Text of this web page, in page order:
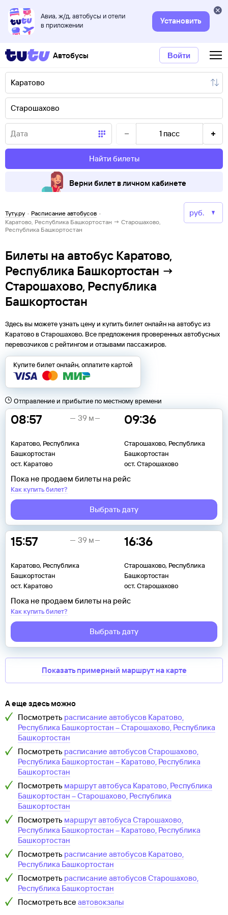
Авиа, ж/д, автобусы и отели
в приложении
Установить
Автобусы Войти
1 пасс
Найти билеты
Верни билет в личном кабинете
Туту.ру · Расписание автобусов ·
Каратово, Республика Башкортостан → Старошахово,
Республика Башкортостан
Билеты на автобус Каратово,
Республика Башкортостан →
Старошахово, Республика
Башкортостан
Здесь вы можете узнать цену и купить билет онлайн на автобус из
КаратововСтарошахово. Все предложения проверенных автобусных
перевозчиков с рейтингом и отзывами пассажиров.
Купите билет онлайн, оплатите картой
Отправление и прибытие по местному времени
08:57
Каратово, Республика
Башкортостан
ост. Каратово
09:36
Старошахово, Республика
Башкортостан
ост. Старошахово
39 м
Пока не продаем билеты на рейс
Как купить билет?
Выбрать дату
15:57
Каратово, Республика
Башкортостан
ост. Каратово
16:36
Старошахово, Республика
Башкортостан
ост. Старошахово
39 м
Пока не продаем билеты на рейс
Как купить билет?
Выбрать дату
Показать примерный маршрут на карте
А еще здесь можно
Посмотреть расписание автобусов Каратово,
Республика Башкортостан –Старошахово, Республика
Башкортостан
Посмотреть расписание автобусовСтарошахово,
Республика Башкортостан – Каратово, Республика
Башкортостан
Посмотреть маршрут автобуса Каратово, Республика
Башкортостан –Старошахово, Республика
Башкортостан
Посмотреть маршрут автобуса Старошахово,
Республика Башкортостан – Каратово, Республика
Башкортостан
Посмотреть расписание автобусов Каратово,
Республика Башкортостан
Посмотреть расписание автобусовСтарошахово,
Республика Башкортостан
Посмотреть все автовокзалы